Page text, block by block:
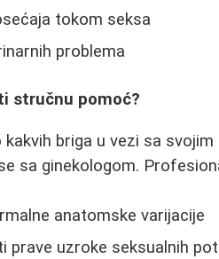
tokom seksa
problema
stručnu pomoć?
briga u vezi sa
sa ginekologom.
anatomske varijacije
prave uzroke seksualnih